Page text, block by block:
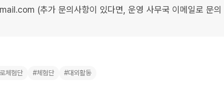
(추가 문의사항이 있다면, 운영 사무국 이메일로 문의
체험단 #체험단 #대외활동